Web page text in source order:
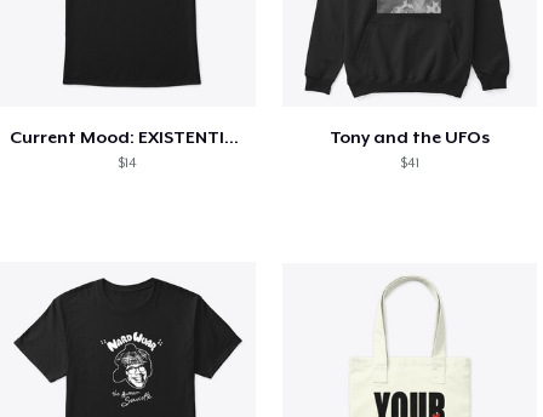
Current Mood: EXISTENTIAL CRISIS
$14
Tony and the UFOs
$41